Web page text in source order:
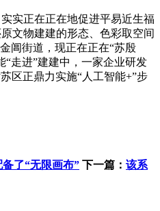
实正在正在地促进平易近生福
文物建建的形态、色彩取空间
阊街道，现正在正在“苏殷
“走进”建建中，一家企业研发
区正鼎力实施“人工智能+”步
了“无限画布” 下一篇： 该系